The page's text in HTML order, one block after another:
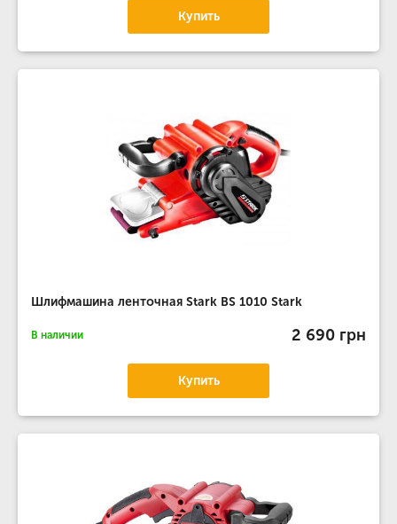
Купить
Шлифмашина ленточная Stark BS 1010 Stark
В наличии 2 690 грн
Купить